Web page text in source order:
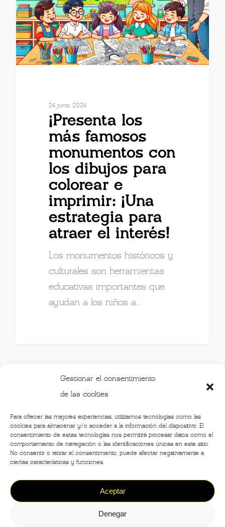
Gestionar el consentimiento
de las cookies
Para ofrecer las mejores experiencias, utilizamos tecnologías como las
cookies para almacenar y/o acceder a la información del dispositivo. El
consentimiento de estas tecnologías nos permitirá procesar datos como el
comportamiento de navegación o las identificaciones únicas en este sitio.
No consentir o retirar el consentimiento, puede afectar negativamente a
ciertas características y funciones.
Aceptar
Denegar
24 junio 2024
¡Presenta los
más famosos
monumentos con
los dibujos para
colorear e
imprimir: ¡Una
estrategia para
atraer el interés!
Los monumentos históricos y
culturales son herramientas
educativas importantes que
ayudan a los niños a…
PREVIOUS 1 2 3 4 … 21
NEXT